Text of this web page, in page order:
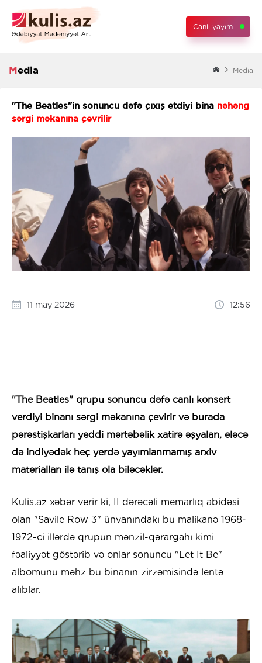
Canlı yayım
Media Media
"The Beatles"in sonuncu dəfə çıxış etdiyi bina nəhəng
sərgi məkanına çevrilir
11 may 2026 12:56
​"The Beatles" qrupu sonuncu dəfə canlı konsert
verdiyi binanı sərgi məkanına çevirir və burada
pərəstişkarları yeddi mərtəbəlik xatirə əşyaları, eləcə
də indiyədək heç yerdə yayımlanmamış arxiv
materialları ilə tanış ola biləcəklər.
Kulis.az xəbər verir ki, II dərəcəli memarlıq abidəsi
olan "Savile Row 3" ünvanındakı bu malikanə 1968-
1972-ci illərdə qrupun mənzil-qərargahı kimi
fəaliyyət göstərib və onlar sonuncu "Let It Be"
albomunu məhz bu binanın zirzəmisində lentə
alıblar.